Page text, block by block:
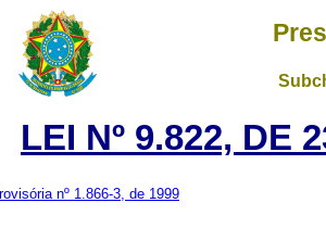
LEI Nº 9.822, DE
nº 1.866-3, de 1999